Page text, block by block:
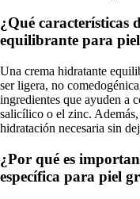
¿Qué características
equilibrante para
Una crema hidratante
ser ligera, no
ingredientes que ayuden a
salicílico o el zinc.
hidratación necesaria sin
¿Por qué es
específica para piel